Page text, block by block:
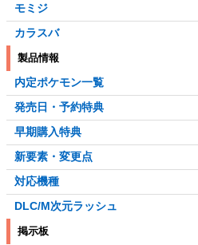
モミジ
カラスバ
製品情報
内定ポケモン一覧
発売日・予約特典
早期購入特典
新要素・変更点
対応機種
DLC/M次元ラッシュ
掲示板